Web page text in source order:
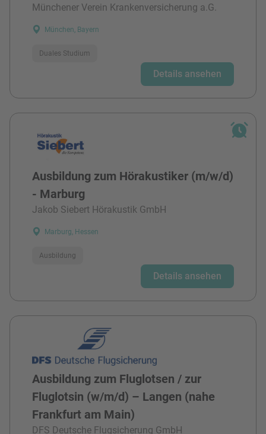
Münchener Verein Krankenversicherung a.G.
München, Bayern
Duales Studium
Details ansehen
Ausbildung zum Hörakustiker (m/w/d)
- Marburg
Jakob Siebert Hörakustik GmbH
Marburg, Hessen
Ausbildung
Details ansehen
Ausbildung zum Fluglotsen / zur
Fluglotsin (w/m/d) – Langen (nahe
Frankfurt am Main)
DFS Deutsche Flugsicherung GmbH